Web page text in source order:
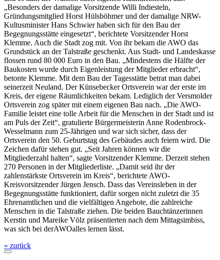
„Besonders der damalige Vorsitzende Willi Indiesteln,
Gründungsmitglied Horst Hülsböhmer und der damalige NRW-
Kultusminister Hans Schwier haben sich für den Bau der
Begegnungsstätte eingesetzt“, berichtete Vorsitzender Horst
Klemme. Auch die Stadt zog mit. Von ihr bekam die AWO das
Grundstück an der Talstraße geschenkt. Aus Stadt- und Landeskasse
flossen rund 80 000 Euro in den Bau. „Mindestens die Hälfte der
Baukosten wurde durch Eigenleistung der Mitglieder erbracht“,
betonte Klemme. Mit dem Bau der Tagesstätte betrat man dabei
seinerzeit Neuland. Der Künsebecker Ortsverein war der erste im
Kreis, der eigene Räumlichkeiten bekam. Lediglich der Versmolder
Ortsverein zog später mit einem eigenen Bau nach. „Die AWO-
Familie leistet eine tolle Arbeit für die Menschen in der Stadt und ist
am Puls der Zeit“, gratulierte Bürgermeisterin Anne Rodenbrock-
Wesselmann zum 25-Jährigen und war sich sicher, dass der
Ortsverein den 50. Geburtstag des Gebäudes auch feiern wird. Die
Zeichen dafür stehen gut. „Seit Jahren können wir die
Mitgliederzahl halten“, sagte Vorsitzender Klemme. Derzeit stehen
270 Personen in der Mitgliederliste. „Damit seid ihr der
zahlenstärkste Ortsverein im Kreis“, berichtete AWO-
Kreisvorsitzender Jürgen Jensch. Dass das Vereinsleben in der
Begegnungsstätte funktioniert, dafür sorgen nicht zuletzt die 35
Ehrenamtlichen und die vielfältigen Angebote, die zahlreiche
Menschen in die Talstraße ziehen. Die beiden Bauchtänzerinnen
Kerstin und Mareike Völz präsentierten nach dem Mittagsimbiss,
was sich bei derAWOalles lernen lässt.
« zurück